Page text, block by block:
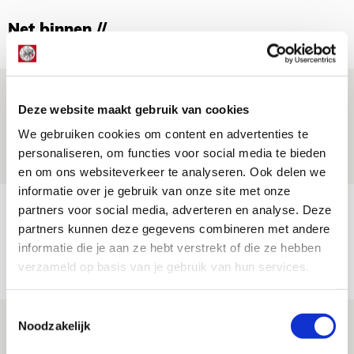
Deze website maakt gebruik van cookies
We gebruiken cookies om content en advertenties te
personaliseren, om functies voor social media te bieden
en om ons websiteverkeer te analyseren. Ook delen we
informatie over je gebruik van onze site met onze
partners voor social media, adverteren en analyse. Deze
partners kunnen deze gegevens combineren met andere
informatie die je aan ze hebt verstrekt of die ze hebben
verzameld op basis van je gebruik van hun services.
Noodzakelijk
Net binnen //
Ajax - Helmond Sport!
06 AUGUSTUS 2026 - 13:13
PRIJSVRAAG
Reis jij als mascotte mee naar uitduel
met Telstar?
06 AUGUSTUS 2026 - 13:04
Drie dingen die je moet weten over